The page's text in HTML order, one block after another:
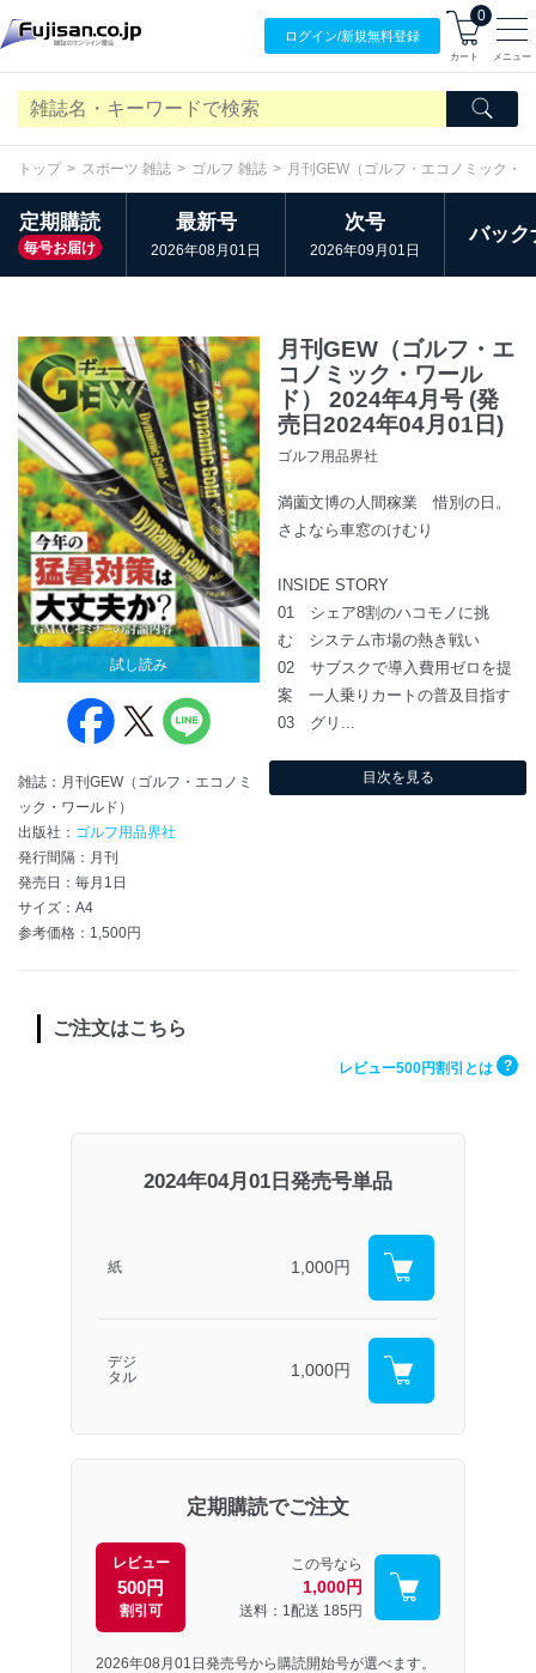
ログイン/新規無料登録
0
カート メニュー
トップ スポーツ 雑誌 ゴルフ 雑誌 月刊GEW（ゴルフ・エコノミック・
定期購読
毎号お届け
最新号
2026年08月01日
次号
2026年09月01日
バック
試し読み
雑誌：月刊GEW（ゴルフ・エコノミ
ック・ワールド）
出版社： ゴルフ用品界社
発行間隔：月刊
発売日：毎月1日
サイズ：A4
参考価格：1,500円
月刊GEW（ゴルフ・エ
コノミック・ワール
ド） 2024年4月号 (発
売日2024年04月01日)
ゴルフ用品界社
満薗文博の人間稼業 惜別の日。
さよなら車窓のけむり
INSIDE STORY
01 シェア8割のハコモノに挑
む システム市場の熱き戦い
02 サブスクで導入費用ゼロを提
案 一人乗りカートの普及目指す
03 グリ...
目次を見る
ご注文はこちら
レビュー500円割引とは ?
2024年04月01日発売号単品
紙 1,000円
デジ
タル
1,000円
定期購読でご注文
レビュー
500円
割引可
この号なら
1,000円
送料：1配送 185円
2026年08月01日発売号から購読開始号が選べます。